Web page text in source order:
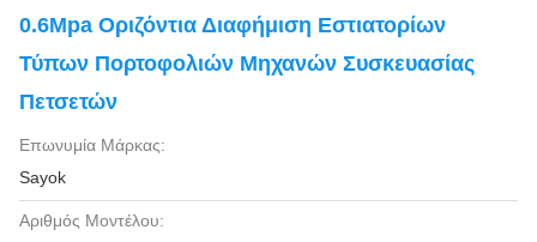
0.6Mpa Οριζόντια Διαφήμιση Εστιατορίων
Τύπων Πορτοφολιών Μηχανών Συσκευασίας
Πετσετών
Επωνυμία Μάρκας:
Sayok
Αριθμός Μοντέλου: